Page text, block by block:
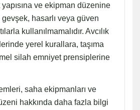
yapısına ve ekipman düzenine
hasarlı veya güven
kullanılmamalıdır. Avcılık
yerel kurallara, taşıma
silah emniyet prensiplerine
saha ekipmanları ve
hakkında daha fazla bilgi